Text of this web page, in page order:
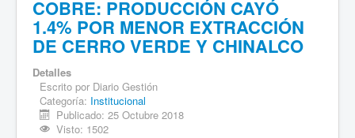
COBRE: PRODUCCIÓN CAYÓ
1.4% POR MENOR EXTRACCIÓN
DE CERRO VERDE Y CHINALCO
Detalles
Escrito por Diario Gestión
Categoría: Institucional
Publicado: 25 Octubre 2018
Visto: 1502